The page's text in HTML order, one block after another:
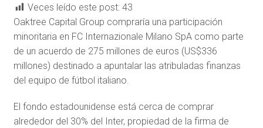
Veces leído este post: 43
Oaktree Capital Group compraría una participación
minoritaria en FC Internazionale Milano SpA como parte
de un acuerdo de 275 millones de euros (US$336
millones) destinado a apuntalar las atribuladas finanzas
del equipo de fútbol italiano.
El fondo estadounidense está cerca de comprar
alrededor del 30% del Inter, propiedad de la firma de